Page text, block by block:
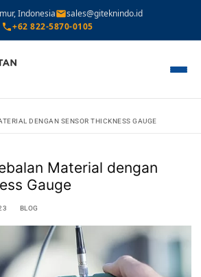
Indonesia
sales@giteknindo.id
+62 822-5870-0105
DENGAN SENSOR THICKNESS GAUGE
Material dengan
Gauge
BLOG